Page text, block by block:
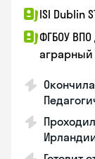
ISI Dublin
ФГБОУ
аграрный